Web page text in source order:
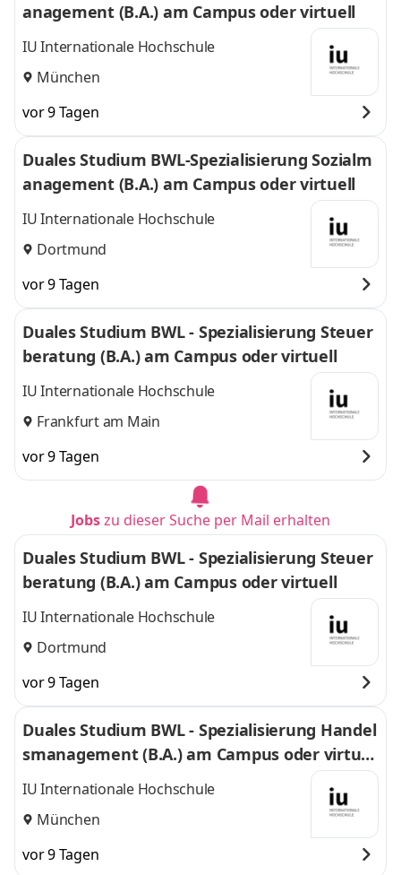
anagement (B.A.) am Campus oder virtuell
IU Internationale Hochschule
München
vor 9 Tagen
Duales Studium BWL-Spezialisierung Sozialm
anagement (B.A.) am Campus oder virtuell
IU Internationale Hochschule
Dortmund
vor 9 Tagen
Duales Studium BWL - Spezialisierung Steuer
beratung (B.A.) am Campus oder virtuell
IU Internationale Hochschule
Frankfurt am Main
vor 9 Tagen
Jobszu dieser Suche per Mail erhalten
Duales Studium BWL - Spezialisierung Steuer
beratung (B.A.) am Campus oder virtuell
IU Internationale Hochschule
Dortmund
vor 9 Tagen
Duales Studium BWL - Spezialisierung Handel
smanagement (B.A.) am Campus oder virtuel
l
IU Internationale Hochschule
München
vor 9 Tagen